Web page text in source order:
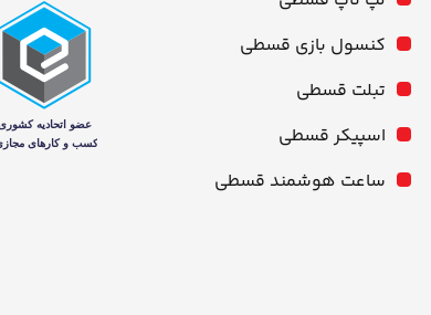
کنسول بازی قسطی
تبلت قسطی
اسپیکر قسطی
ساعت هوشمند قسطی